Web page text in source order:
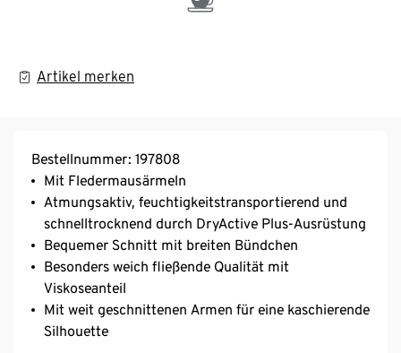
Artikel merken
Bestellnummer: 197808
Mit Fledermausärmeln
Atmungsaktiv, feuchtigkeitstransportierend und
schnelltrocknend durch DryActive Plus-Ausrüstung
Bequemer Schnitt mit breiten Bündchen
Besonders weich fließende Qualität mit
Viskoseanteil
Mit weit geschnittenen Armen für eine kaschierende
Silhouette